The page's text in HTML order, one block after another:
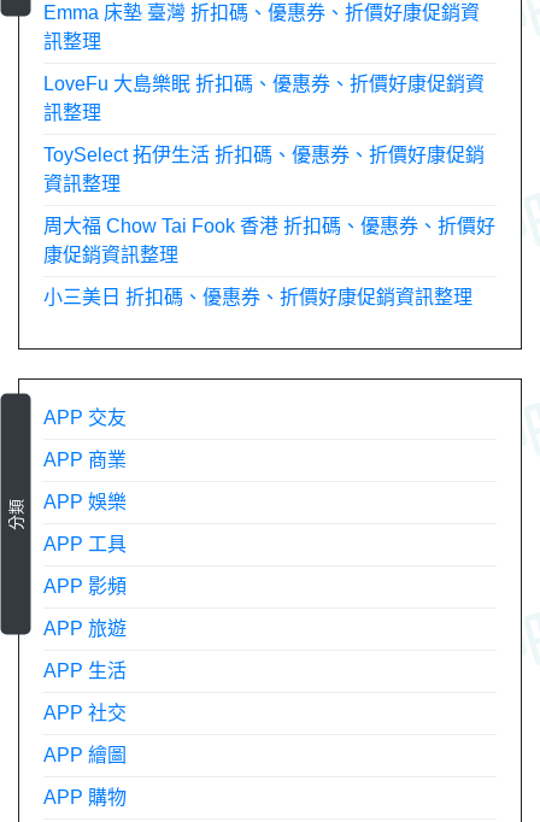
Emma 床墊 臺灣 折扣碼、優惠券、折價好康促銷資
訊整理
LoveFu 大島樂眠 折扣碼、優惠券、折價好康促銷資
訊整理
ToySelect 拓伊生活 折扣碼、優惠券、折價好康促銷
資訊整理
周大福 Chow Tai Fook 香港 折扣碼、優惠券、折價好
康促銷資訊整理
小三美日 折扣碼、優惠券、折價好康促銷資訊整理
分類
APP 交友
APP 商業
APP 娛樂
APP 工具
APP 影頻
APP 旅遊
APP 生活
APP 社交
APP 繪圖
APP 購物